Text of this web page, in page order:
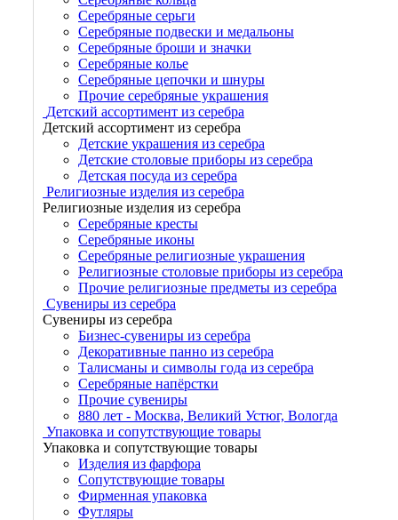
Серебряные серьги
Серебряные подвески и медальоны
Серебряные броши и значки
Серебряные колье
Серебряные цепочки и шнуры
Прочие серебряные украшения
Детский ассортимент из серебра
Детский ассортимент из серебра
Детские украшения из серебра
Детские столовые приборы из серебра
Детская посуда из серебра
Религиозные изделия из серебра
Религиозные изделия из серебра
Серебряные кресты
Серебряные иконы
Серебряные религиозные украшения
Религиозные столовые приборы из серебра
Прочие религиозные предметы из серебра
Сувениры из серебра
Сувениры из серебра
Бизнес-сувениры из серебра
Декоративные панно из серебра
Талисманы и символы года из серебра
Серебряные напёрстки
Прочие сувениры
880 лет - Москва, Великий Устюг, Вологда
Упаковка и сопутствующие товары
Упаковка и сопутствующие товары
Изделия из фарфора
Сопутствующие товары
Фирменная упаковка
Футляры